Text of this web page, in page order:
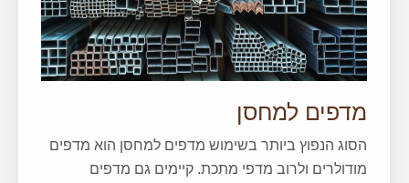
מדפים למחסן
הסוג הנפוץ ביותר בשימוש מדפים למחסן הוא מדפים
מודולרים ולרוב מדפי מתכת. קיימים גם מדפים